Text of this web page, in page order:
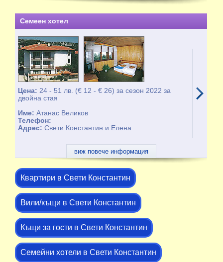
Семеен хотел
Цена: 24 - 51 лв. (€ 12 - € 26) за сезон 2022 за
двойна стая
Име:Атанас Великов
Телефон:
Адрес:Свети Константин и Елена
виж повече информация
Квартири в Свети Константин
Вили/къщи в Свети Константин
Къщи за гости в Свети Константин
Семейни хотели в Свети Константин